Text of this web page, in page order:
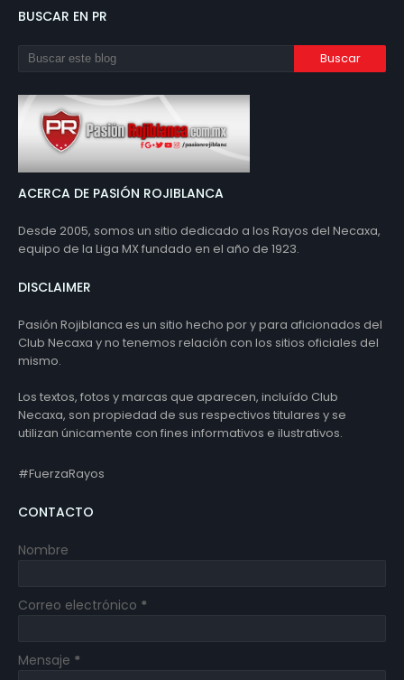
BUSCAR EN PR
ACERCA DE PASIÓN ROJIBLANCA
Desde 2005, somos un sitio dedicado a los Rayos del Necaxa,
equipo de la Liga MX fundado en el año de 1923.
DISCLAIMER
Pasión Rojiblanca es un sitio hecho por y para aficionados del
Club Necaxa y no tenemos relación con los sitios oficiales del
mismo.
Los textos, fotos y marcas que aparecen, incluído Club
Necaxa, son propiedad de sus respectivos titulares y se
utilizan únicamente con fines informativos e ilustrativos.
#FuerzaRayos
CONTACTO
Nombre
Correo electrónico *
Mensaje *